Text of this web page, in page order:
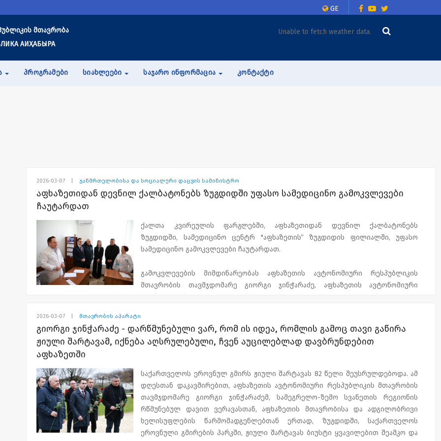
GE
მთავრობა
АИҲАБЫРА
Unable to fetch weather data.
ᲞᲠᲝᲒᲠᲐᲛᲔᲑᲘ ᲡᲘᲐᲮᲚᲔᲔᲑᲘ ᲡᲐᲯᲐᲠᲝ ᲘᲜᲤᲝᲠᲛᲐᲪᲘᲐ ᲙᲝᲜᲢᲐᲥᲢᲘ
2026-03-07| ჯანმრთელობისა და სოციალური დაცვის სამინისტრო
აფხაზეთიდან დევნილ ქალბატონებს ზუგდიდში უფასო სამედიცინო გამოკვლევები
ჩაუტარდათ
ქალთა კვირეულის ფარგლებში, აფხაზეთიდან დევნილ ქალბატონებს
ზუგდიდში, სამედიცინო ცენტრ "აფხაზეთის“ ზუგდიდის ფილიალში, უფასო
სამედიცინო გამოკვლევები ჩაუტარდათ.
გამოკვლევების მიმდინარეობას აფხაზეთის ავტონომიური რესპუბლიკის
მთავრობის თავმჯდომარე გიორგი ჯინჭარაძე, აფხაზეთის ავტონომიური
ღონისძიების ფარგლებში დევნილ ბენეფიციარებს ულტრასონოგრაფიული და
ლაბორატორიული კვლევები ჩაუტარდათ. ადგილობრივი და თბილისიდან
ორმოცდაათამდე ბენეფიციარმა ისარგებლა.
"აფხაზეთის მთავრობის მიერ ორგანიზებული ქალთა კვირეულის ფარგლებში
სამედიცინო ცენტრ „აფხაზეთის“ ზუგდიდის ფილიალში დევნილი
ქალბატონებისათვის მოწვეული სპეციალისტების მიერ ხორციელდება უფასო
კვლევები, აღნიშნული კვლევები მნიშვნელოვანია დაავადებების ადრეული
2026-03-07| მთავრობის აპარატი
გიორგი ჯინჭარაძე - დარწმუნებული ვარ, რომ ის იდეა, რომლის გამოც თავი გაწირა
ჟიული შარტავამ, იქნება აღსრულებული, ჩვენ აუცილებლად დავბრუნდებით
აფხაზეთში
საქართველოს ეროვნულ გმირს ჟიული შარტავას 82 წელი შეუსრულდებოდა. ამ
დღესთან დაკავშირებით, აფხაზეთის ავტონომიური რესპუბლიკის მთავრობის
თავმჯდომარე გიორგი ჯინჭარაძემ, სამეგრელო-ზემო სვანეთის რეგიონის
რწმუნებულ დავით ვერავასთან, აფხაზეთის მთავრობისა და ადგილობრივი
ხელისუფლების წარმომადგენლებთან ერთად, ზუგდიდში, საქართველოს
ეროვნული გმირების პარკში, ჟიული შარტავას ბიუსტი ყვავილებით შეამკო და